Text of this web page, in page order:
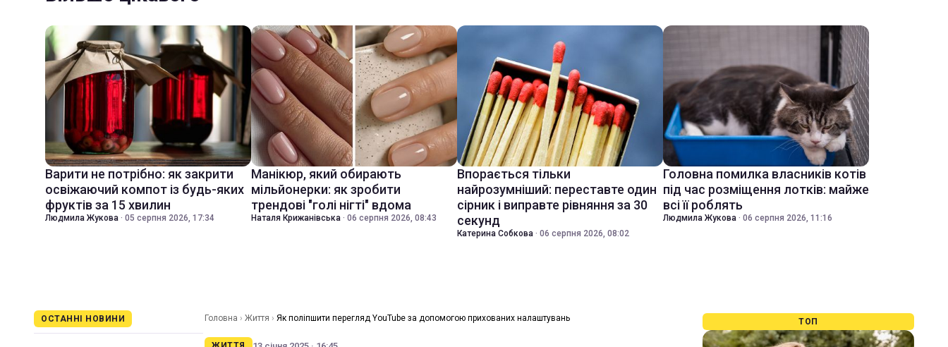
Варити не потрібно: як закрити
освіжаючий компот із будь-яких
фруктів за 15 хвилин
Людмила Жукова · 05 серпня 2026, 17:34
Манікюр, який обирають
мільйонерки: як зробити
трендові "голі нігті" вдома
Наталя Крижанівська · 06 серпня 2026, 08:43
Впорається тільки
найрозумніший: переставте один
сірник і виправте рівняння за 30
секунд
Катерина Собкова · 06 серпня 2026, 08:02
Головна помилка власників котів
під час розміщення лотків: майже
всі її роблять
Людмила Жукова · 06 серпня 2026, 11:16
ОСТАННІ НОВИНИ Головна › Життя › Як поліпшити перегляд YouTube за допомогою прихованих налаштувань ТОП